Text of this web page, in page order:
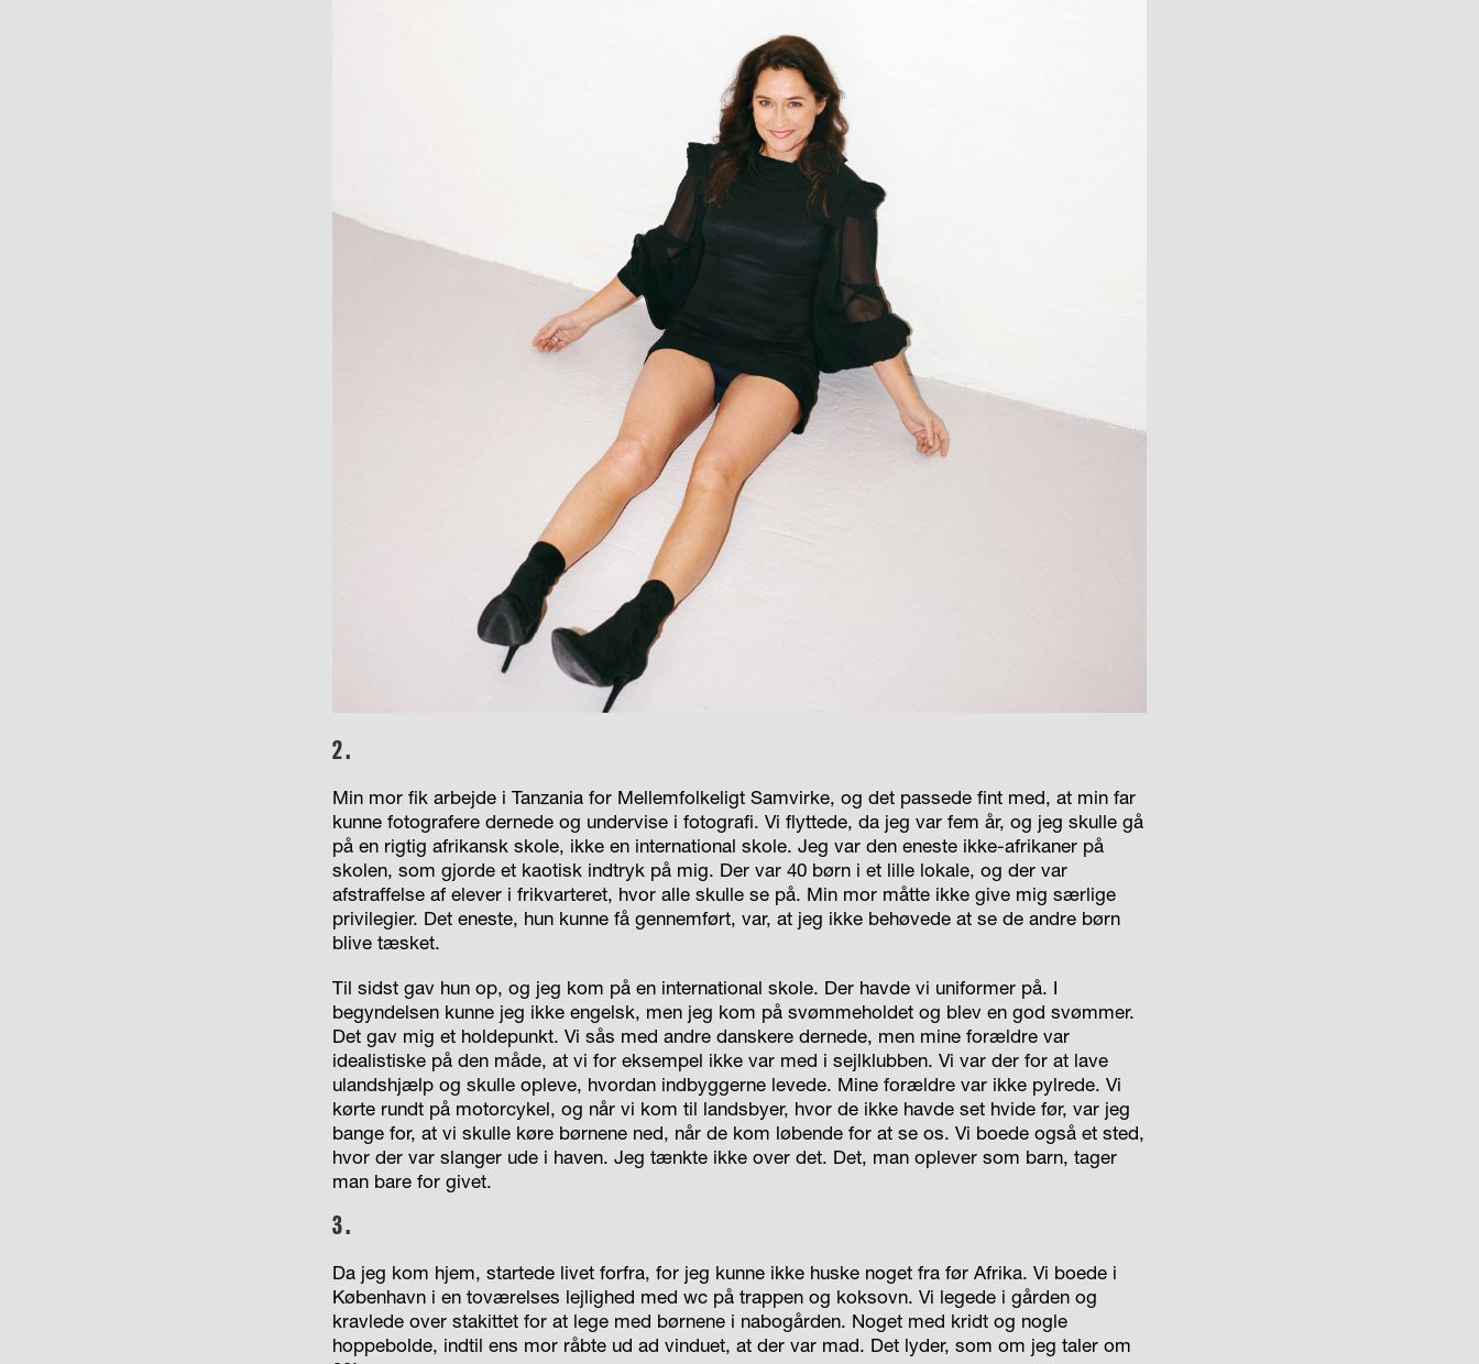
2.
Min mor fik arbejde i Tanzania for Mellemfolkeligt Samvirke, og det passede fint med, at min far
kunne fotografere dernede og undervise i fotografi. Vi flyttede, da jeg var fem år, og jeg skulle gå
på en rigtig afrikansk skole, ikke en international skole. Jeg var den eneste ikke-afrikaner på
skolen, som gjorde et kaotisk indtryk på mig. Der var 40 børn i et lille lokale, og der var
afstraffelse af elever i frikvarteret, hvor alle skulle se på. Min mor måtte ikke give mig særlige
privilegier. Det eneste, hun kunne få gennemført, var, at jeg ikke behøvede at se de andre børn
blive tæsket.
Til sidst gav hun op, og jeg kom på en international skole. Der havde vi uniformer på. I
begyndelsen kunne jeg ikke engelsk, men jeg kom på svømmeholdet og blev en god svømmer.
Det gav mig et holdepunkt. Vi sås med andre danskere dernede, men mine forældre var
idealistiske på den måde, at vi for eksempel ikke var med i sejlklubben. Vi var der for at lave
ulandshjælp og skulle opleve, hvordan indbyggerne levede. Mine forældre var ikke pylrede. Vi
kørte rundt på motorcykel, og når vi kom til landsbyer, hvor de ikke havde set hvide før, var jeg
bange for, at vi skulle køre børnene ned, når de kom løbende for at se os. Vi boede også et sted,
hvor der var slanger ude i haven. Jeg tænkte ikke over det. Det, man oplever som barn, tager
man bare for givet.
3.
Da jeg kom hjem, startede livet forfra, for jeg kunne ikke huske noget fra før Afrika. Vi boede i
København i en toværelses lejlighed med wc på trappen og koksovn. Vi legede i gården og
kravlede over stakittet for at lege med børnene i nabogården. Noget med kridt og nogle
hoppebolde, indtil ens mor råbte ud ad vinduet, at der var mad. Det lyder, som om jeg taler om